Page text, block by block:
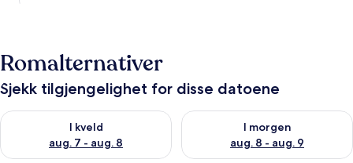
Romalternativer
Sjekk tilgjengelighet for disse datoene
I kveld
aug. 7 - aug. 8
Sjekk tilgjengelighet for i kveld, aug. 7 - aug. 8
I morgen
aug. 8 - aug. 9
Sjekk tilgjengelighet for i